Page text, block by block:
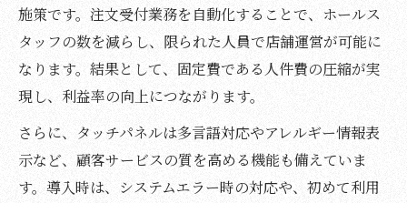
施策です。注文受付業務を自動化することで、ホールス
タッフの数を減らし、限られた人員で店舗運営が可能に
なります。結果として、固定費である人件費の圧縮が実
現し、利益率の向上につながります。
さらに、タッチパネルは多言語対応やアレルギー情報表
示など、顧客サービスの質を高める機能も備えていま
す。導入時は、システムエラー時の対応や、初めて利用